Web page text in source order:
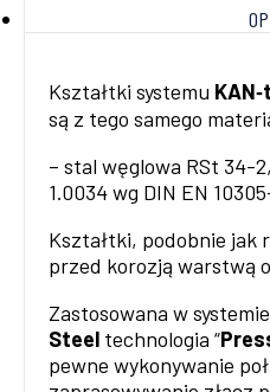
Kształtki systemu
są z tego samego
– stal węglowa RSt 34-
1.0034 wg DIN EN
Kształtki, podobnie jak
przed korozją warstwą
Zastosowana w systemie
Steel technologia “
pewne wykonywanie